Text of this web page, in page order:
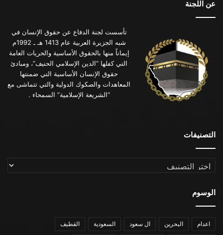
عن اللجنة
تأسست لجنة الدفاع عن حقوق الإنسان في
شبه الجزيرة العربية عام 1413 هـ ـ 1992م
إيماناً منها بالحقوق الأساسية والحريات العامة
التي كفلها “الدين الإسلامي الحنيف”، ومبادئ
حقوق الإنسان الأساسية التي ضمنتها
المعاهدات والصكوك الدولية والتي تتماشى مع
“الشريعة الإسلامية” السمحاء .
التصنيفات
التصنيفات
الوسوم
اعدام البحرين ال سعود السعودية القطيف